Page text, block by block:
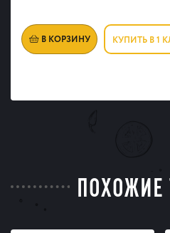
В КОРЗИНУ КУПИТЬ В 1
ПОХОЖИЕ